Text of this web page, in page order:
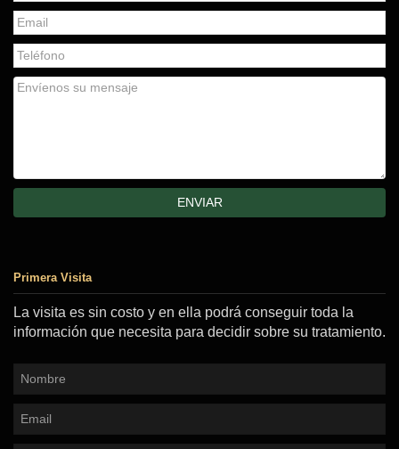
Primera Visita
La visita es sin costo y en ella podrá conseguir toda la
información que necesita para decidir sobre su tratamiento.